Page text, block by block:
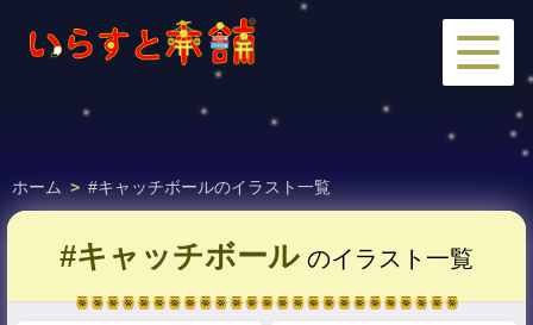
ホーム > #キャッチボールのイラスト一覧
#キャッチボール のイラスト一覧